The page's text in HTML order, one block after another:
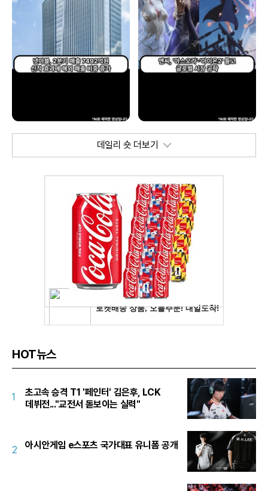
데일리 숏 더보기
HOT뉴스
1
초고속 승격 T1 '페인터' 김은후, LCK
데뷔전..."교전서 돋보이는 실력"
2 아시안게임 e스포츠 국가대표 유니폼 공개